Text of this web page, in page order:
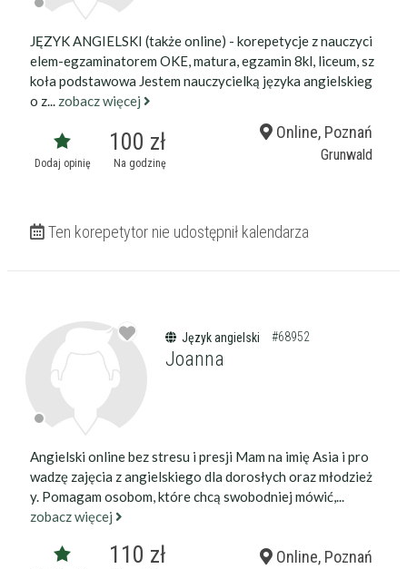
JĘZYK ANGIELSKI (także online) - korepetycje z nauczyci
elem-egzaminatorem OKE, matura, egzamin 8kl, liceum, sz
koła podstawowa Jestem nauczycielką języka angielskieg
o z... zobacz więcej
Dodaj opinię
100 zł
Na godzinę
Online, Poznań
Grunwald
Ten korepetytor nie udostępnił kalendarza
Język angielski #68952
Joanna
Angielski online bez stresu i presji Mam na imię Asia i pro
wadzę zajęcia z angielskiego dla dorosłych oraz młodzież
y. Pomagam osobom, które chcą swobodniej mówić,...
zobacz więcej
110 zł Online, Poznań